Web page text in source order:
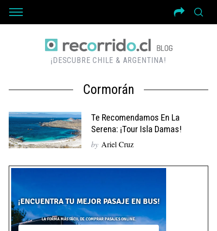
¡DESCUBRE CHILE & ARGENTINA!
Cormorán
Te Recomendamos En La
Serena: ¡Tour Isla Damas!
by Ariel Cruz